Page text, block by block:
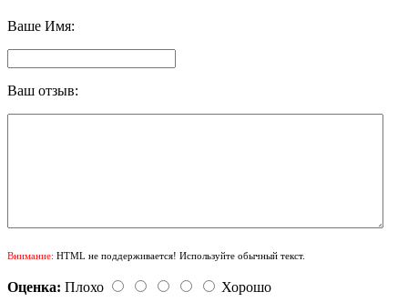
Ваше Имя:
Ваш отзыв:
Внимание: HTML не поддерживается! Используйте обычный текст.
Оценка: Плохо
Хорошо